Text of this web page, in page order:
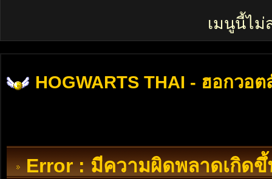
เมนูนี้ไม่
HOGWARTS THAI - ฮอกวอต
Error : มีความผิดพลาดเกิดขึ้